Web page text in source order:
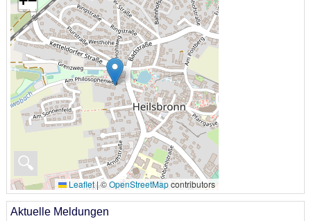
🔍
Leaflet|©OpenStreetMapcontributors
Aktuelle Meldungen